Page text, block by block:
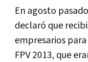
En agosto pasado
declaró que recibi
empresarios para
FPV2013, que